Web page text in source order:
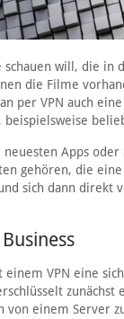
schauen will, die
die Filme
per VPN auch
Apps
gehören, die
sich dann direkt
VPN eine
einem Server